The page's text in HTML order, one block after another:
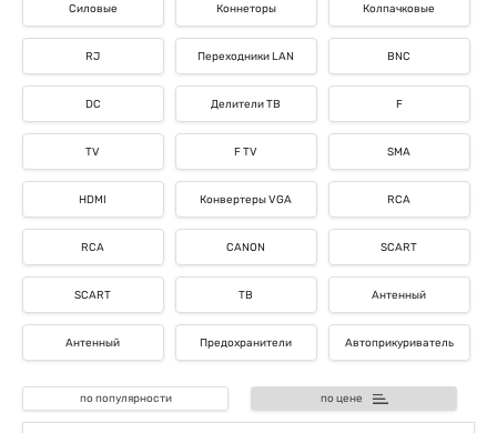
Силовые Коннеторы Колпачковые
RJ Переходники LAN BNC
DC Делители ТВ F
TV F TV SMA
HDMI Конвертeры VGA RCA
RCA СANON SCART
SCART ТВ Антенный
Антенный Предохранители Автоприкуриватель
по популярности по цене